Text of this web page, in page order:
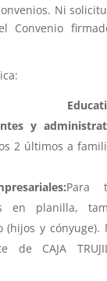
Ni
Convenio
y
2 últimos a
Para
en planilla,
y cónyuge).
de CAJA